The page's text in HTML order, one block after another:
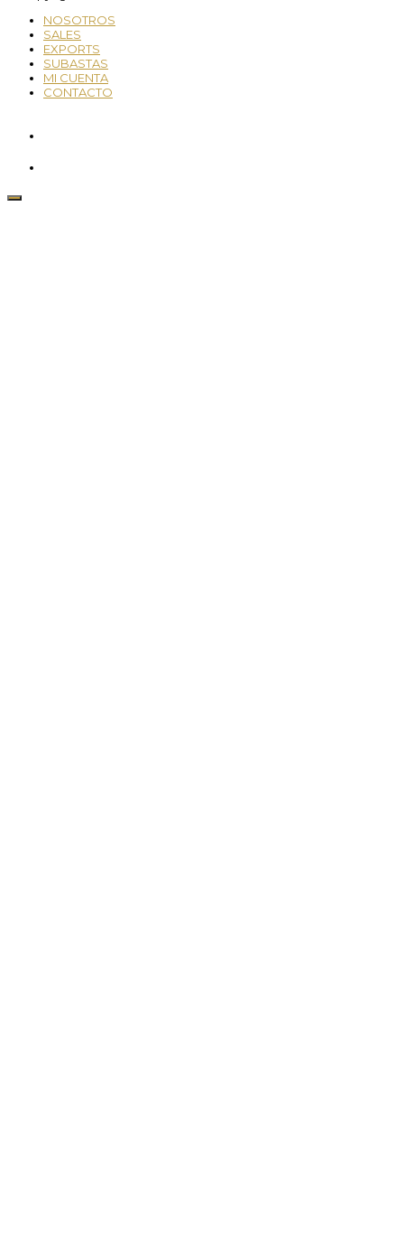
NOSOTROS
SALES
EXPORTS
SUBASTAS
MI CUENTA
CONTACTO